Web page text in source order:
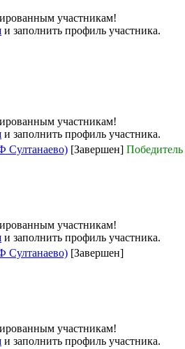
участникам!
и заполнить профиль участника.
участникам!
и заполнить профиль участника.
[Завершен]
участникам!
и заполнить профиль участника.
[Завершен]
участникам!
и заполнить профиль участника.